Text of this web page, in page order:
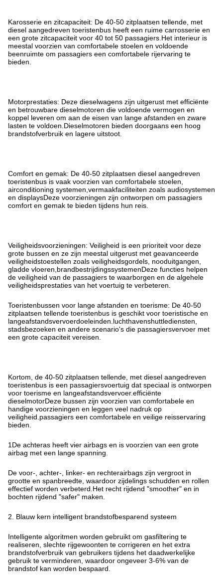
Karosserie en zitcapaciteit: De 40-50 zitplaatsen tellende, met
diesel aangedreven toeristenbus heeft een ruime carrosserie en
een grote zitcapaciteit voor 40 tot 50 passagiers.Het interieur is
meestal voorzien van comfortabele stoelen en voldoende
beenruimte om passagiers een comfortabele rijervaring te
bieden.
Motorprestaties: Deze dieselwagens zijn uitgerust met efficiënte
en betrouwbare dieselmotoren die voldoende vermogen en
koppel leveren om aan de eisen van lange afstanden en zware
lasten te voldoen.Dieselmotoren bieden doorgaans een hoog
brandstofverbruik en lagere uitstoot.
Comfort en gemak: De 40-50 zitplaatsen diesel aangedreven
toeristenbus is vaak voorzien van comfortabele stoelen,
airconditioning systemen,vermaakfaciliteiten zoals audiosystemen
en displaysDeze voorzieningen zijn ontworpen om passagiers
comfort en gemak te bieden tijdens hun reis.
Veiligheidsvoorzieningen: Veiligheid is een prioriteit voor deze
grote bussen en ze zijn meestal uitgerust met geavanceerde
veiligheidstoestellen zoals veiligheidsgordels, nooduitgangen,
gladde vloeren,brandbestrijdingssystemenDeze functies helpen
de veiligheid van de passagiers te waarborgen en de algehele
veiligheidsprestaties van het voertuig te verbeteren.
Toeristenbussen voor lange afstanden en toerisme: De 40-50
zitplaatsen tellende toeristenbus is geschikt voor toeristische en
langeafstandsvervoerdoeleinden.luchthavenshuttlediensten,
stadsbezoeken en andere scenario's die passagiersvervoer met
een grote capaciteit vereisen.
Kortom, de 40-50 zitplaatsen tellende, met diesel aangedreven
toeristenbus is een passagiersvoertuig dat speciaal is ontworpen
voor toerisme en langeafstandsvervoer.efficiënte
dieselmotorDeze bussen zijn voorzien van comfortabele en
handige voorzieningen en leggen veel nadruk op
veiligheid.passagiers een comfortabele en veilige reisservaring
bieden.
1De achteras heeft vier airbags en is voorzien van een grote
airbag met een lange spanning.
De voor-, achter-, linker- en rechterairbags zijn vergroot in
grootte en spanbreedte, waardoor zijdelings schudden en rollen
effectief worden verbeterd.Het recht rijdend "smoother" en in
bochten rijdend "safer" maken.
2. Blauw kern intelligent brandstofbesparend systeem
Intelligente algoritmen worden gebruikt om gasfiltering te
realiseren, slechte rijgewoonten te corrigeren en het extra
brandstofverbruik van gebruikers tijdens het daadwerkelijke
gebruik te verminderen, waardoor ongeveer 3-6% van de
brandstof kan worden bespaard.